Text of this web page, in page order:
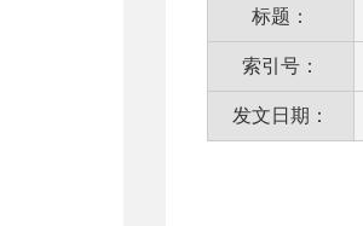
标题：
索引号：
发文日期：